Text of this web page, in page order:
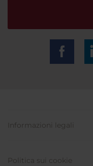
Informazioni legali
Politica sui cookie